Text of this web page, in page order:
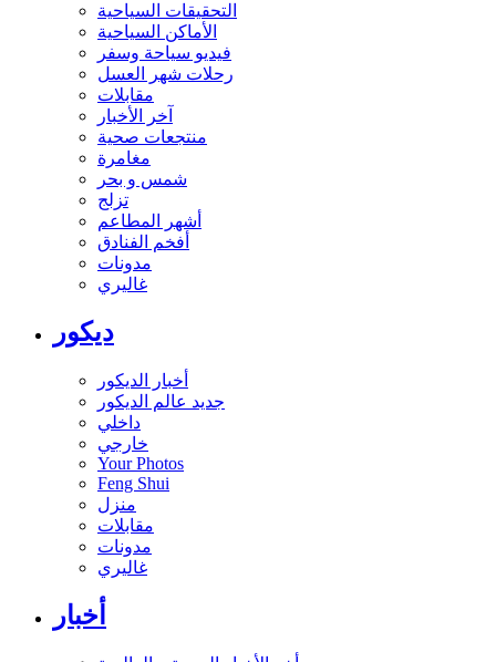
التحقيقات السياحية
الأماكن السياحية
فيديو سياحة وسفر
رحلات شهر العسل
مقابلات
آخر الأخبار
منتجعات صحية
مغامرة
شمس و بحر
تزلج
أشهر المطاعم
أفخم الفنادق
مدونات
غاليري
ديكور
أخبار الديكور
جديد عالم الديكور
داخلي
خارجي
Your Photos
Feng Shui
منزل
مقابلات
مدونات
غاليري
أخبار